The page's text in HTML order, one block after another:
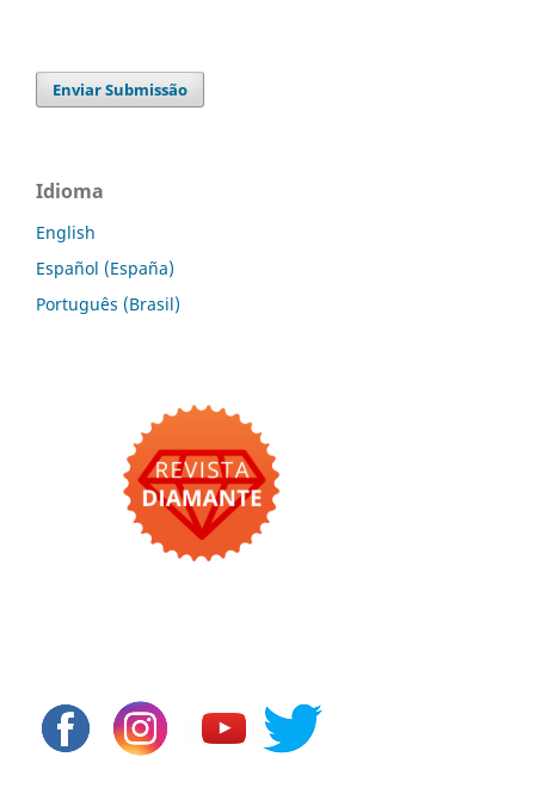
Enviar Submissão
Idioma
English
Español (España)
Português (Brasil)